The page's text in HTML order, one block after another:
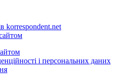
korrespondent.net
і персональних даних